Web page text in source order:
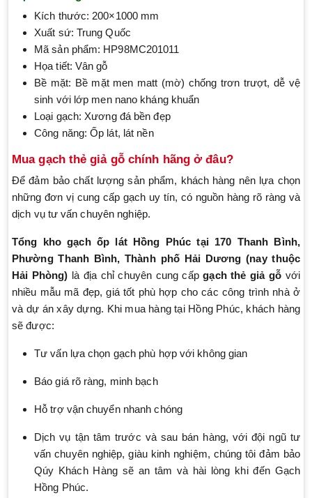
Kích thước: 200×1000 mm
Xuất sứ: Trung Quốc
Mã sản phẩm: HP98MC201011
Họa tiết: Vân gỗ
Bề mặt: Bề mặt men matt (mờ) chống trơn trượt, dễ vệ
sinh với lớp men nano kháng khuẩn
Loại gạch: Xương đá bền đẹp
Công năng: Ốp lát, lát nền
Mua gạch thẻ giả gỗ chính hãng ở đâu?
Để đảm bảo chất lượng sản phẩm, khách hàng nên lựa chọn
những đơn vị cung cấp gạch uy tín, có nguồn hàng rõ ràng và
dịch vụ tư vấn chuyên nghiệp.
Tổng kho gạch ốp lát Hồng Phúc tại 170 Thanh Bình,
Phường Thanh Bình, Thành phố Hải Dương (nay thuộc
Hải Phòng) là địa chỉ chuyên cung cấpgạch thẻ giả gỗ với
nhiều mẫu mã đẹp, giá tốt phù hợp cho các công trình nhà ở
và dự án xây dựng. Khi mua hàng tại Hồng Phúc, khách hàng
sẽ được:
Tư vấn lựa chọn gạch phù hợp với không gian
Báo giá rõ ràng, minh bạch
Hỗ trợ vận chuyển nhanh chóng
Dịch vụ tận tâm trước và sau bán hàng, với đội ngũ tư
vấn chuyên nghiệp, giàu kinh nghiệm, chúng tôi đảm bảo
Qúy Khách Hàng sẽ an tâm và hài lòng khi đến Gạch
Hồng Phúc.